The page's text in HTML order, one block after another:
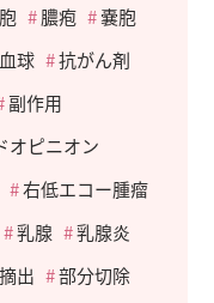
膿疱
嚢胞
球
抗がん剤
副作用
オピニオン
右低エコー腫瘤
乳腺
乳腺炎
出
部分切除